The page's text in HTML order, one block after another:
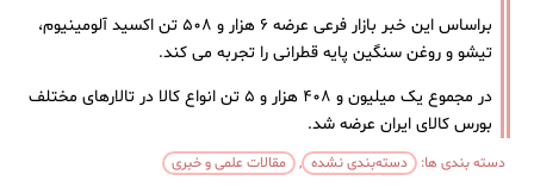
براساس این خبر بازار فرعی عرضه ۶ هزار و ۵۰۸ تن اکسید آلومینیوم،
تیشو و روغن سنگین پایه قطرانی را تجربه می کند.
در مجموع یک میلیون و ۴۰۸ هزار و ۵ تن انواع کالا در تالارهای مختلف
بورس کالای ایران عرضه شد.
دسته بندی ها: دسته‌بندی نشده , مقالات علمی و خبری